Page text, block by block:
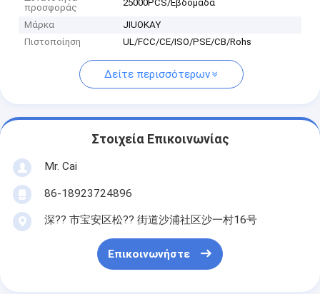
προσφοράς
25000PCS/Εβδομάδα
Μάρκα
JIUOKAY
Πιστοποίηση
UL/FCC/CE/ISO/PSE/CB/Rohs
Δείτε περισσότερων
Στοιχεία Επικοινωνίας
Mr. Cai
86-18923724896
深?? 市宝安区松?? 街道沙浦社区沙一村16号
Επικοινωνήστε